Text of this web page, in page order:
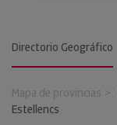
Directorio Geográfico
Mapa de provincias
Estellencs